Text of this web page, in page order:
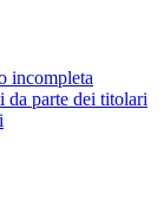
incompleta
da parte dei titolari